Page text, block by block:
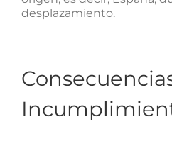
desplazamiento.